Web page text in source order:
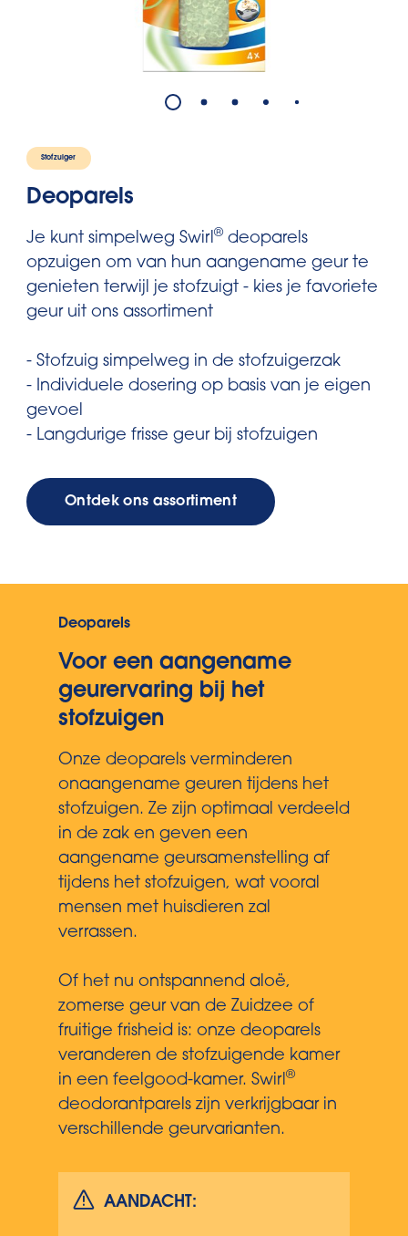
Stofzuiger
Deoparels
Je kunt simpelweg Swirl® deoparels
opzuigen om van hun aangename geur te
genieten terwijl je stofzuigt - kies je favoriete
geur uit ons assortiment
- Stofzuig simpelweg in de stofzuigerzak
- Individuele dosering op basis van je eigen
gevoel
- Langdurige frisse geur bij stofzuigen
Ontdek ons assortiment
Deoparels
Voor een aangename
geurervaring bij het
stofzuigen
Onze deoparels verminderen
onaangename geuren tijdens het
stofzuigen. Ze zijn optimaal verdeeld
in de zak en geven een
aangename geursamenstelling af
tijdens het stofzuigen, wat vooral
mensen met huisdieren zal
verrassen.
Of het nu ontspannend aloë,
zomerse geur van de Zuidzee of
fruitige frisheid is: onze deoparels
veranderen de stofzuigende kamer
in een feelgood-kamer. Swirl®
deodorantparels zijn verkrijgbaar in
verschillende geurvarianten.
AANDACHT: